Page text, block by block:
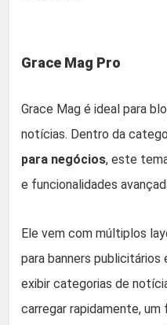
Grace Mag Pro
Grace Mag é ideal para
notícias. Dentro da
para negócios, este
e funcionalidades
Ele vem com múltiplos
para banners publicitários
exibir categorias de
carregar rapidamente,